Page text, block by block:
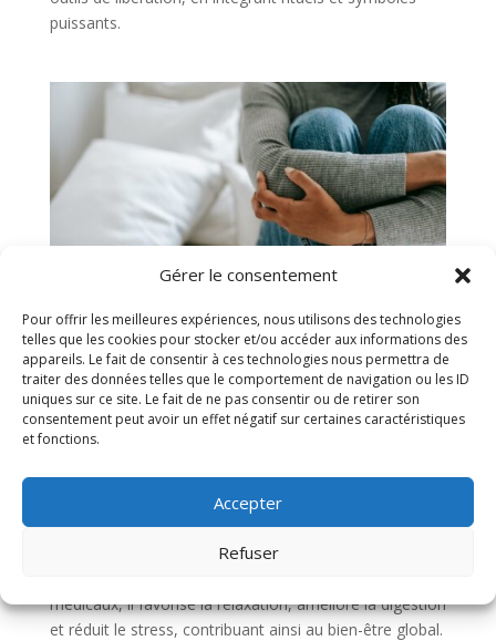
Gérer le consentement
Pour offrir les meilleures expériences, nous utilisons des technologies
telles que les cookies pour stocker et/ou accéder aux informations des
appareils. Le fait de consentir à ces technologies nous permettra de
traiter des données telles que le comportement de navigation ou les ID
uniques sur ce site. Le fait de ne pas consentir ou de retirer son
consentement peut avoir un effet négatif sur certaines caractéristiques
et fonctions.
Accepter
Refuser
puissants.
Troubles digestifs : Soulager les douleurs avec
un Magnétiseur
parPascal Thevenin|11 Nov 2024 | Coupeur de Feu,
Troubles digestifs
Le magnétisme peut soulager les troubles digestifs en
rééquilibrant l’énergie du corps, apaisant douleurs et
médicaux, il favorise la relaxation, améliore la digestion
et réduit le stress, contribuant ainsi au bien-être global.